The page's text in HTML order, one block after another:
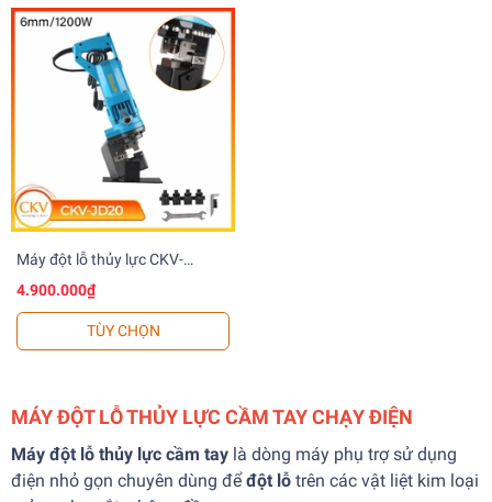
Máy đột lỗ thủy lực CKV-
JD20/JD20A Điện/6mm
4.900.000₫
TÙY CHỌN
MÁY ĐỘT LỖ THỦY LỰC CẦM TAY CHẠY ĐIỆN
Máy đột lỗ thủy lực cầm tay là dòng máy phụ trợ sử dụng
điện nhỏ gọn chuyên dùng đểđột lỗ trên các vật liệt kim loại